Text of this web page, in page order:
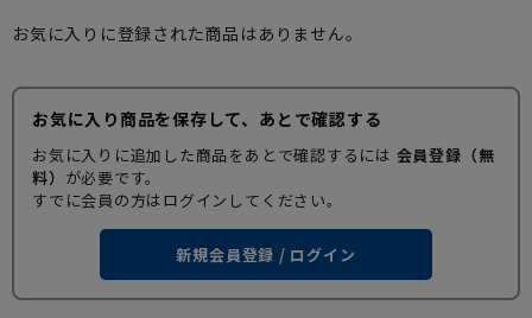
お気に入りに登録された商品はありません。
お気に入り商品を保存して、あとで確認する
お気に入りに追加した商品をあとで確認するには 会員登録（無
料） が必要です。
すでに会員の方はログインしてください。
新規会員登録 / ログイン